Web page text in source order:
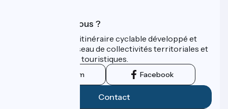
Qui sommes-nous ?
ViaRhôna est un itinéraire cyclable développé et
promu par un réseau de collectivités territoriales et
leurs institutions touristiques.
Instagram Facebook
Contact